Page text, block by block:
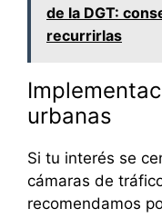
de la DGT:
recurrirlas
urbanas
Si tu interés se
cámaras de
recomendamos